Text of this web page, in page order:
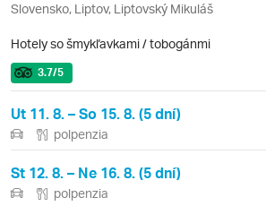
Slovensko, Liptov, Liptovský Mikuláš
Hotely so šmykľavkami / tobogánmi
3.7/5
Ut 11. 8. – So 15. 8. (5 dní)
polpenzia
St 12. 8. – Ne 16. 8. (5 dní)
polpenzia